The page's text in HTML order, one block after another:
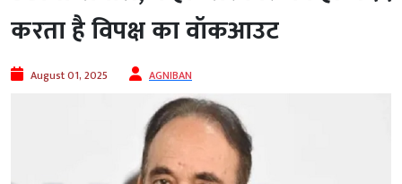
करता है विपक्ष का वॉकआउट
August 01, 2025 AGNIBAN